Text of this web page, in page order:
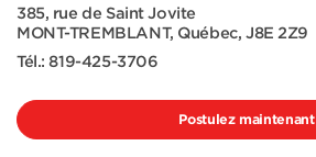
385, rue de Saint Jovite
MONT-TREMBLANT, Québec, J8E 2Z9
Tél.:819-425-3706
Postulez maintenant